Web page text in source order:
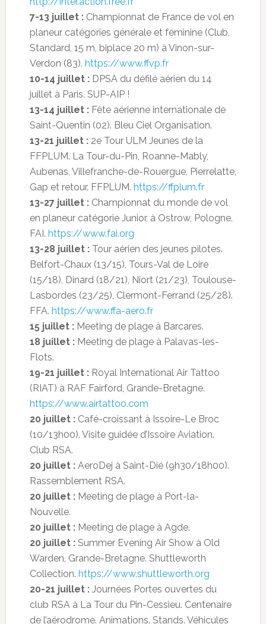
7-13 juillet :Championnat de France de vol en
planeur catégories générale et féminine (Club,
Standard, 15 m, biplace 20 m) à Vinon-sur-
Verdon (83). https://www.ffvp.fr
10-14 juillet : DPSA du défilé aérien du 14
juillet à Paris. SUP-AIP !
13-14 juillet :Fête aérienne internationale de
Saint-Quentin (02). Bleu Ciel Organisation.
13-21 juillet :2e Tour ULM Jeunes de la
FFPLUM. La Tour-du-Pin, Roanne-Mably,
Aubenas, Villefranche-de-Rouergue, Pierrelatte,
Gap et retour. FFPLUM. https://ffplum.fr
13-27 juillet :Championnat du monde de vol
en planeur catégorie Junior, à Ostrow, Pologne.
FAI. https://www.fai.org
13-28 juillet :Tour aérien des jeunes pilotes.
Belfort-Chaux (13/15), Tours-Val de Loire
(15/18), Dinard (18/21), Niort (21/23), Toulouse-
Lasbordes (23/25), Clermont-Ferrand (25/28).
FFA. https://www.ffa-aero.fr
15 juillet :Meeting de plage à Barcares.
18 juillet : Meeting de plage à Palavas-les-
Flots.
19-21 juillet :Royal International Air Tattoo
(RIAT) à RAF Fairford, Grande-Bretagne.
https://www.airtattoo.com
20 juillet : Café-croissant à Issoire-Le Broc
(10/13h00). Visite guidée d’Issoire Aviation.
Club RSA.
20 juillet :AeroDej à Saint-Dié (9h30/18h00).
Rassemblement RSA.
20 juillet :Meeting de plage à Port-la-
Nouvelle.
20 juillet :Meeting de plage à Agde.
20 juillet :Summer Evening Air Show à Old
Warden, Grande-Bretagne. Shuttleworth
Collection. https://www.shuttleworth.org
20-21 juillet : Journées Portes ouvertes du
club RSA à La Tour du Pin-Cessieu. Centenaire
de l’aérodrome. Animations. Stands. Véhicules